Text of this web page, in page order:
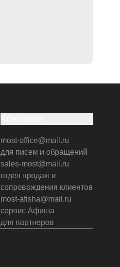
most-office@mail.ru
для писем и обращений
sales-most@mail.ru
отдел продаж и
сопровождения клиентов
most-afisha@mail.ru
сервис Афиша
для партнеров